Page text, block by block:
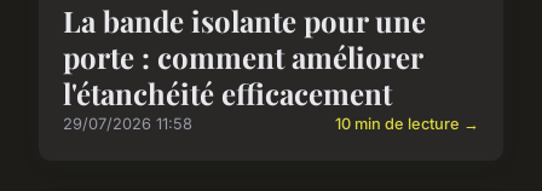
La bande isolante pour une
porte : comment améliorer
l'étanchéité efficacement
29/07/2026 11:58 10 min de lecture →